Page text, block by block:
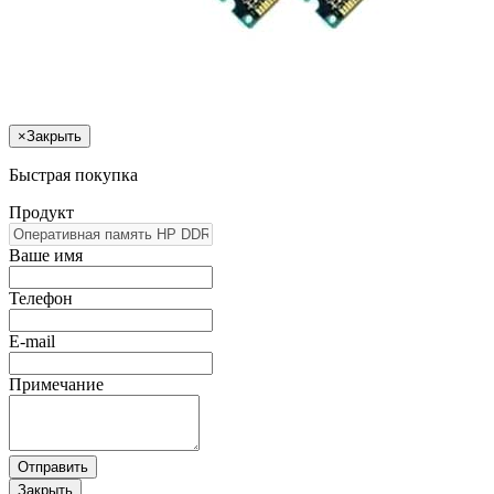
×Закрыть
Быстрая покупка
Продукт
Ваше имя
Телефон
E-mail
Примечание
Отправить
Закрыть